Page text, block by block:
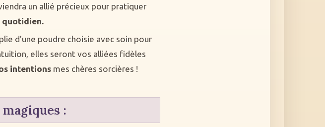
un allié précieux pour pratiquer
quotidien.
d’une poudre choisie avec soin pour
elles seront vos alliées fidèles
intentionsmes chères sorcières !
: